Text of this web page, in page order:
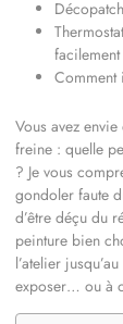
Vous avez
freine : quelle
? Je vous
gondoler faute
d’être déçu du
peinture bien
l’atelier
exposer… ou à
facilement
Comment